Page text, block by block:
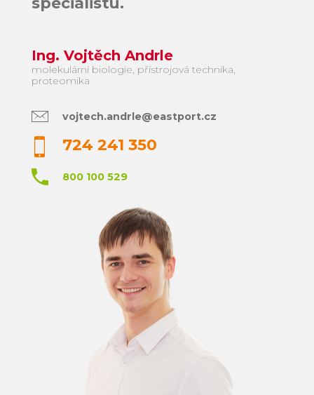
Ing. Vojtěch Andrle
molekulární biologie, přístrojová technika,
proteomika
vojtech.andrle@eastport.cz
724 241 350
800 100 529